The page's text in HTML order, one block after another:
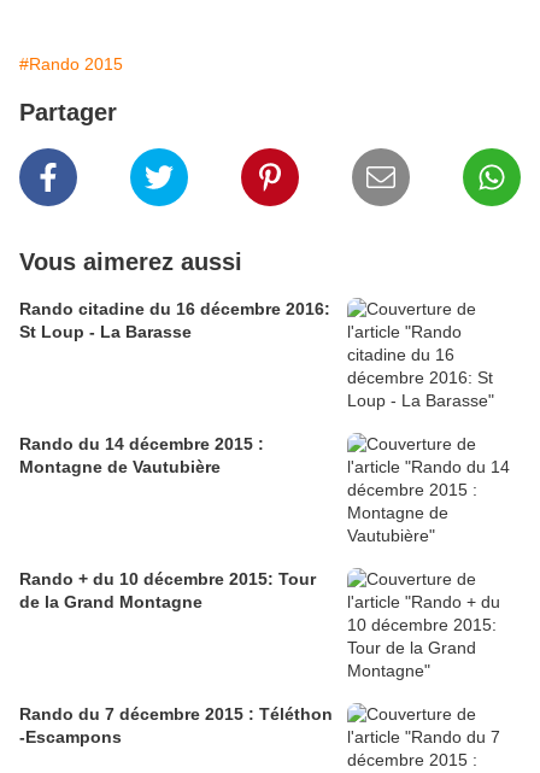
#Rando 2015
Partager
Vous aimerez aussi
Rando citadine du 16 décembre 2016:
St Loup - La Barasse
Rando du 14 décembre 2015 :
Montagne de Vautubière
Rando + du 10 décembre 2015: Tour
de la Grand Montagne
Rando du 7 décembre 2015 : Téléthon
-Escampons